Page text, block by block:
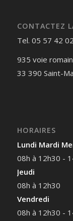
CONTACTEZ
Tel. 05 57 42
935 voie
33 390 Saint-
HORAIRES
Lundi Mardi
08h à 12h30 -
Jeudi
08h à 12h30
Vendredi
08h à 12h30 -